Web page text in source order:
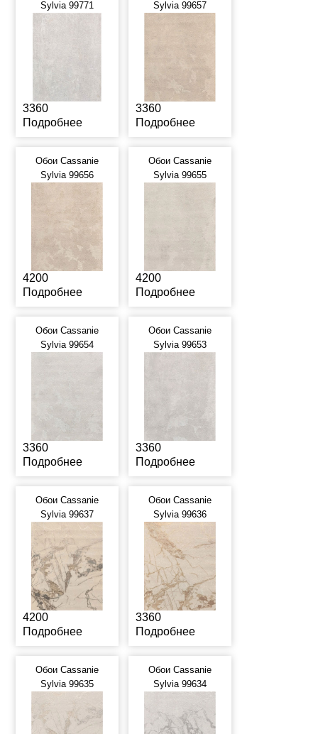
Sylvia 99771
3360
Подробнее
Sylvia 99657
3360
Подробнее
Обои Cassanie
Sylvia 99656
4200
Подробнее
Обои Cassanie
Sylvia 99655
4200
Подробнее
Обои Cassanie
Sylvia 99654
3360
Подробнее
Обои Cassanie
Sylvia 99653
3360
Подробнее
Обои Cassanie
Sylvia 99637
4200
Подробнее
Обои Cassanie
Sylvia 99636
3360
Подробнее
Обои Cassanie
Sylvia 99635
Обои Cassanie
Sylvia 99634